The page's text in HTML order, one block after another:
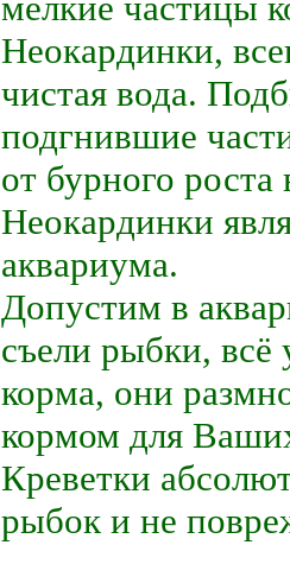
Неокардинки,
чистая вода.
подгнившие
от бурного роста
Неокардинки
аквариума.
Допустим в
съели рыбки, всё
корма, они
кормом для
Креветки
рыбок и не